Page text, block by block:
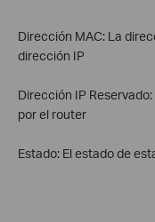
Dirección MAC: La
dirección IP
Dirección IP
por el router
Estado: El estado de